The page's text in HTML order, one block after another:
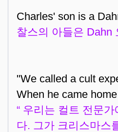
Charles' son is a
찰스의 아들은
"We called a cult
When he came
“ 우리는 컬트 전문
다. 그가 크리스마스